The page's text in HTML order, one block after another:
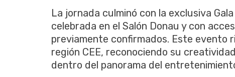
La jornada culminó con la exclusiva
celebrada en el Salón Donau y con
previamente confirmados. Este evento
región CEE, reconociendo su
dentro del panorama del